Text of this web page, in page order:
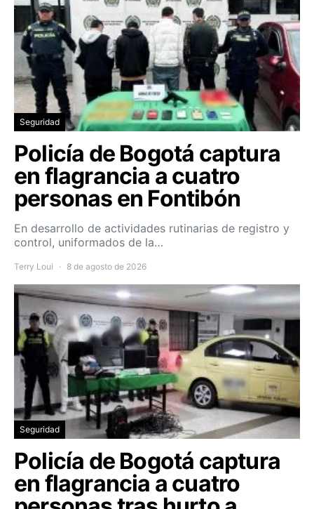
Seguridad
Policía de Bogotá captura
en flagrancia a cuatro
personas en Fontibón
En desarrollo de actividades rutinarias de registro y
control, uniformados de la…
Terry Loui 8 de agosto de 2026
Seguridad
Policía de Bogotá captura
en flagrancia a cuatro